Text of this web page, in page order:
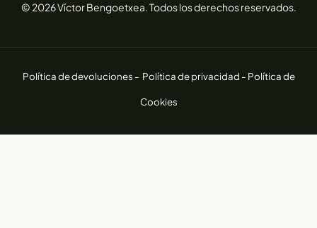
© 2026 Víctor Bengoetxea. Todos los derechos reservados.
Política de devoluciones - Política de privacidad - Política de
Cookies